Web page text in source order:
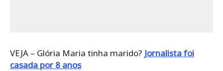
VEJA – Glória Maria tinha marido? Jornalista foi
casada por 8 anos